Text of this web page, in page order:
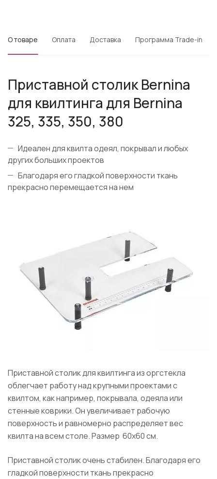
О товаре Оплата Доставка Программа Trade-in
Приставной столик Bernina
для квилтинга для Bernina
325, 335, 350, 380
Идеален для квилта одеял, покрывал и любых
других больших проектов
Благодаря его гладкой поверхности ткань
прекрасно перемещается на нем
Приставной столик для квилтинга из оргстекла
облегчает работу над крупными проектами с
квилтом, как например, покрывала, одеяла или
стенные коврики. Он увеличивает рабочую
поверхность и равномерно распределяет вес
квилта на всем столе. Размер 60х60 см.
Приставной столик очень стабилен. Благодаря его
гладкой поверхности ткань прекрасно